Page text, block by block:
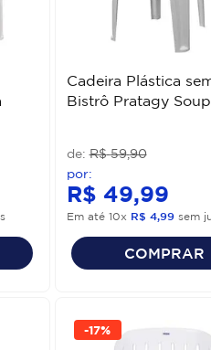
Cadeira Plástica
Bistrô Pratagy
R$ 59,90
R$ 49,99
Em até 10x R$ 4,99sem
COMPRAR
-17%